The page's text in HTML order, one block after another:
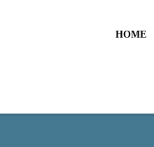
HOME